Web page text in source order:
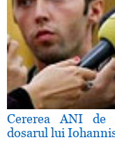
Cererea ANI de
dosarul lui